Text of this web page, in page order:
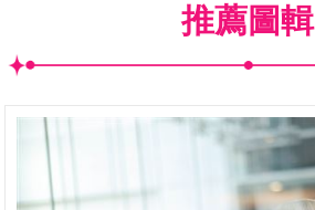
推薦圖輯